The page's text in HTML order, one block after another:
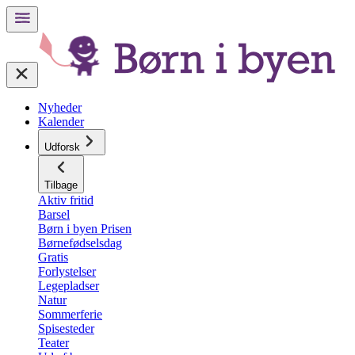
Nyheder
Kalender
Udforsk
Tilbage
Aktiv fritid
Barsel
Børn i byen Prisen
Børnefødselsdag
Gratis
Forlystelser
Legepladser
Natur
Sommerferie
Spisesteder
Teater